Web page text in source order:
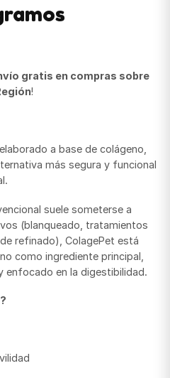
gratis en compras sobre
!
a base de colágeno,
más segura y funcional
suele someterse a
(blanqueado, tratamientos
refinado), ColagePet está
como ingrediente principal,
enfocado en la digestibilidad.